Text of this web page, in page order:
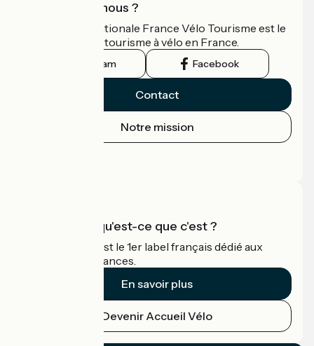
Qui sommes-nous ?
L'association nationale France Vélo Tourisme est le
guide officiel du tourisme à vélo en France.
Instagram Facebook
Contact
Notre mission
Accueil Vélo qu'est-ce que c'est ?
Accueil Vélo c'est le 1er label français dédié aux
cyclistes en vacances.
En savoir plus
Devenir Accueil Vélo